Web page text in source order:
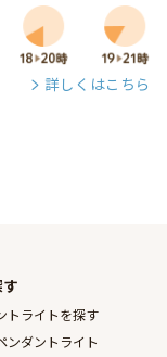
詳しくはこちら
トライトを探す
ンダントライト